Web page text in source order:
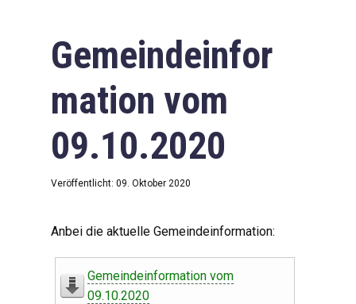
Gemeindeinfor
mation vom
09.10.2020
Veröffentlicht: 09. Oktober 2020
Anbei die aktuelle Gemeindeinformation:
Gemeindeinformation vom
09.10.2020